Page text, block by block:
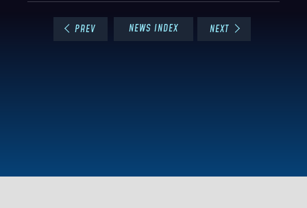
PREV NEWS INDEX NEXT